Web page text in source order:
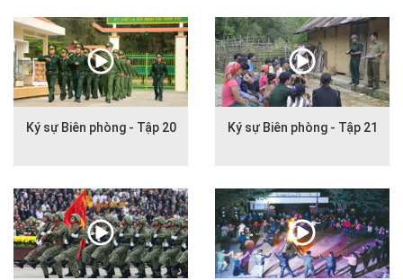
Ký sự Biên phòng - Tập 20 Ký sự Biên phòng - Tập 21